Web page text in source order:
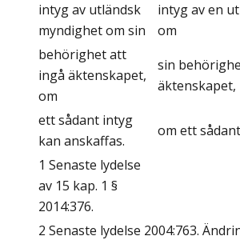
intyg av utländsk
myndighet om sin
intyg av en
om
behörighet att
ingå äktenskapet,
om
sin
äktenskapet,
ett sådant intyg
kan anskaffas.
om ett
1 Senaste lydelse
av 15 kap. 1 §
2014:376.
2 Senaste lydelse 2004:763.